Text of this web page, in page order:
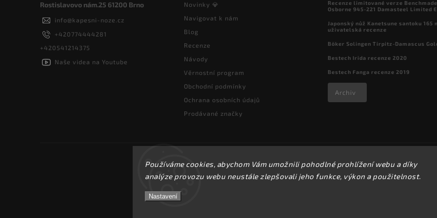
Používáme cookies, abychom Vám umožnili pohodlné prohlížení webu a díky
analýze provozu webu neustále zlepšovali jeho funkce, výkon a použitelnost.
Nastavení
Rostislavovo nám.25 61200 Brno
info@kapesni-noze.cz
+420774444281
+420541214375
Naše videa na Youtube
Novinky 💎
Navigovat k nám
Blog
Recenze
Návody
Věrnostní program
Obchodní podmínky
Ochrana osobních údajů
Prodávané značky
Recenze limitované verze
Osborne 945-221 Damasteel Limited
Japonský nůž Kanetsune santoku 165
uživatelská recenze
Böker Solingen Tirpitz-Damascus
Bestech Irida recenze 2020
Bestech Fanga recenze 2019
Archiv
Copyright 2026kapesni-noze.cz . Všechna práva vyhrazena.
Upravit nastavení cookies